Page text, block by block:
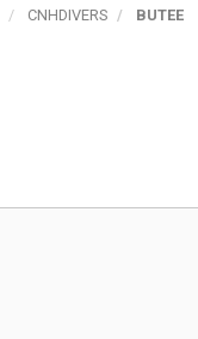
CNHDIVERS BUTEE